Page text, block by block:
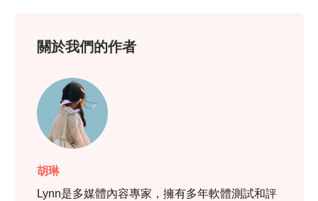
關於我們的作者
胡琳
Lynn是多媒體內容專家，擁有多年軟體測試和評